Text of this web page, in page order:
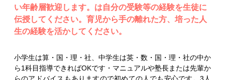
い年齢層歓迎します。は自分の受験等の経験を生徒に
伝授してください。育児から手の離れた方、培った人
生の経験を活かしてください。
小学生は算・国・理・社、中学生は英・数・国・理・社の中か
ら1科目指導できればOKです・マニュアルや塾長または先輩か